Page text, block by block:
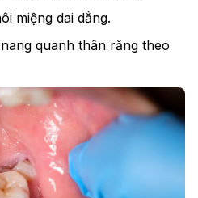
miệng dai dẳng.
quanh thân răng theo